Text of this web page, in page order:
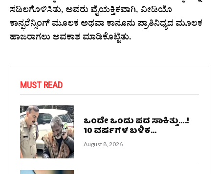
ಸಡಿಲಗೊಳಿಸಿತು, ಅವರು ವೈಯಕ್ತಿಕವಾಗಿ, ವೀಡಿಯೊ
ಕಾನ್ಫರೆನ್ಸಿಂಗ್ ಮೂಲಕ ಅಥವಾ ಕಾನೂನು ಪ್ರಾತಿನಿಧ್ಯದ ಮೂಲಕ
ಹಾಜರಾಗಲು ಅವಕಾಶ ಮಾಡಿಕೊಟ್ಟಿತು.
MUST READ
ಒಂದೇ ಒಂದು ಪದ ಸಾಕಿತ್ತು….!
10 ವರ್ಷಗಳ ಬಳಿಕ...
August 8, 2026